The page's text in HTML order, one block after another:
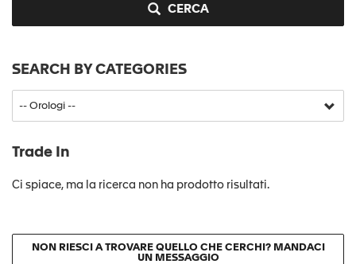
CERCA
SEARCH BY CATEGORIES
Trade In
Ci spiace, ma la ricerca non ha prodotto risultati.
NON RIESCI A TROVARE QUELLO CHE CERCHI? MANDACI
UN MESSAGGIO